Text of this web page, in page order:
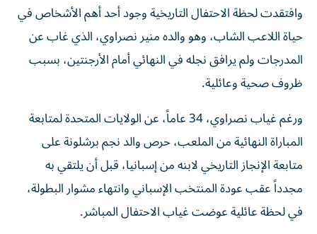
وافتقدت لحظة الاحتفال التاريخية وجود أحد أهم الأشخاص في
حياة اللاعب الشاب، وهو والده منير نصراوي، الذي غاب عن
المدرجات ولم يرافق نجله في النهائي أمام الأرجنتين، بسبب
ظروف صحية وعائلية.
ورغم غياب نصراوي، 34 عاماً، عن الولايات المتحدة لمتابعة
المباراة النهائية من الملعب، حرص والد نجم برشلونة على
متابعة الإنجاز التاريخي لابنه من إسبانيا، قبل أن يلتقي به
مجدداً عقب عودة المنتخب الإسباني وانتهاء مشوار البطولة،
في لحظة عائلية عوضت غياب الاحتفال المباشر.